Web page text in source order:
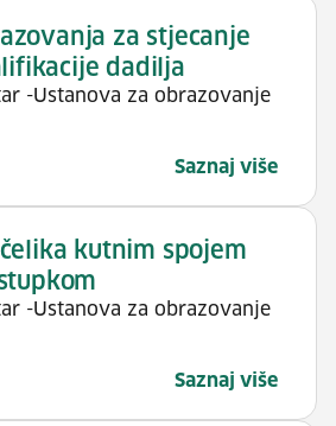
za stjecanje
dadilja
-Ustanova za obrazovanje
Saznaj više
kutnim spojem
-Ustanova za obrazovanje
Saznaj više